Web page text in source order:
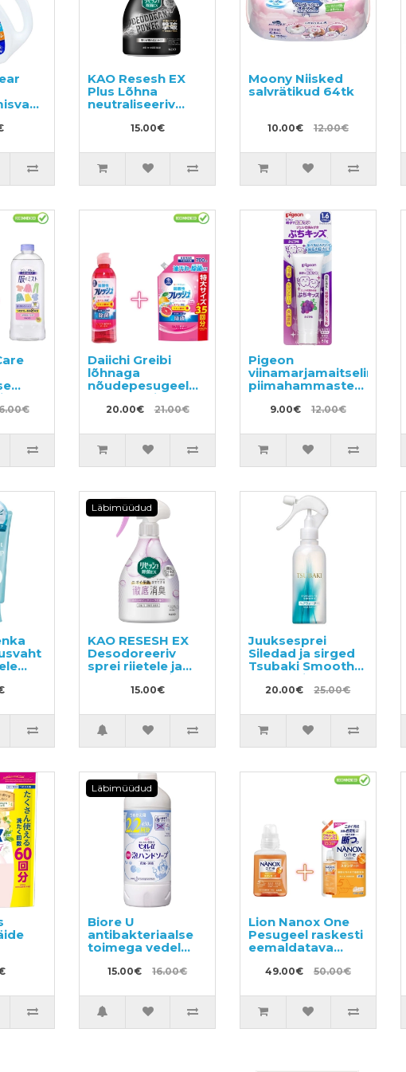
KAO Resesh EX
Plus Lõhna
neutraliseeriv
spordi- ja
360ml
15.00€
Moony Niisked
salvrätikud 64tk
10.00€ 12.00€
Daiichi Greibi
lõhnaga
nõudepesugeel
250ml + täide
700ml
20.00€ 21.00€
Pigeon
viinamarjamaitseline
piimahammaste
9.00€ 12.00€
Läbimüüdud
KAO RESESH EX
Desodoreeriv
sprei riietele ja
pesule, seebi
lõhnaga 370ml
15.00€
Juuksesprei
Siledad ja sirged
Tsubaki Smooth
and Straight
Water 220ml
20.00€ 25.00€
Läbimüüdud
Biore U
antibakteriaalse
toimega vedel
kerge
täitepakend
450ml
15.00€ 16.00€
Lion Nanox One
Pesugeel raskesti
eemaldatava
380g + täide
49.00€ 50.00€